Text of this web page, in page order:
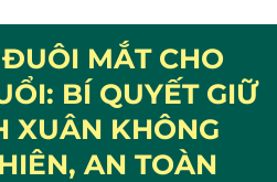
MẮT CHO
BÍ QUYẾT GIỮ
XUÂN KHÔNG
AN TOÀN